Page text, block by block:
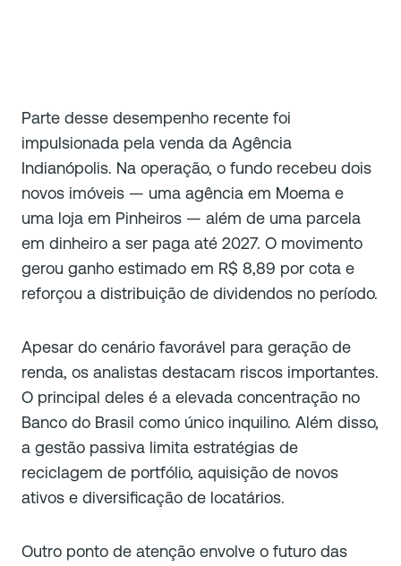
Parte desse desempenho recente foi
impulsionada pela venda da Agência
Indianópolis. Na operação, o fundo recebeu dois
novos imóveis — uma agência em Moema e
uma loja em Pinheiros — além de uma parcela
em dinheiro a ser paga até 2027. O movimento
gerou ganho estimado em R$ 8,89 por cota e
reforçou a distribuição de dividendos no período.
Apesar do cenário favorável para geração de
renda, os analistas destacam riscos importantes.
O principal deles é a elevada concentração no
Banco do Brasil como único inquilino. Além disso,
a gestão passiva limita estratégias de
reciclagem de portfólio, aquisição de novos
ativos e diversificação de locatários.
Outro ponto de atenção envolve o futuro das